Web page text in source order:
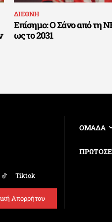
ΔΙΕΘΝΗ
Επίσημο: Ο Σάνο από τη
ως το 2031
Tiktok
Απορρήτου
ΟΜΑΔΑ